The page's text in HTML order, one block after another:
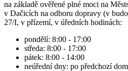
na základě ověřené plné moci na
v Dačicích na odboru dopravy (v
27/I, v přízemí, v úředních hodinách:
pondělí: 8:00 - 17:00
středa: 8:00 - 17:00
pátek: 8:00 - 14:00
neúřední dny: po předchozí